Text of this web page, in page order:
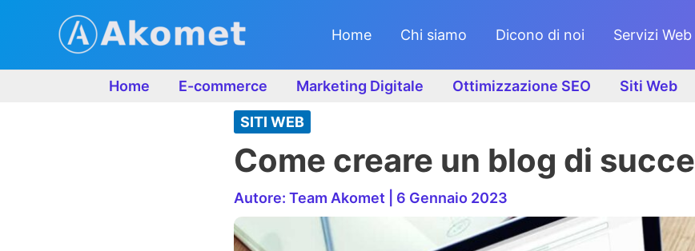
contenuto
Home Chi siamo Dicono di noi Servizi Web
Home E-commerce Marketing Digitale Ottimizzazione SEO Siti Web
SITI WEB
Come creare un blog di
Autore: Team Akomet 6 Gennaio 2023